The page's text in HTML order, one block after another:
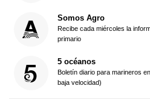
Somos Agro
Recibe cada miércoles la
primario
5 océanos
Boletín diario para marineros
baja velocidad)